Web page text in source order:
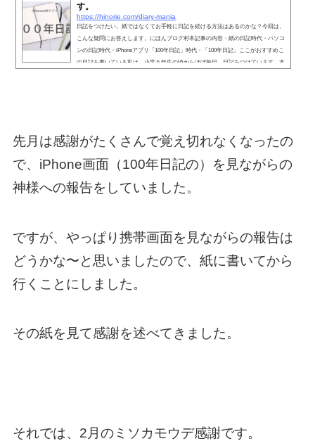
す。
https://hinorie.com/diary-mania
日記をつけたい。紙ではなくてお手軽に日記を続ける方法はあるのかな？今回は、
こんな疑問にお答えします。にほんブログ村本記事の内容・紙の日記時代・パソコ
ンの日記時代・iPhoneアプリ「100年日記」時代・「100年日記」ここがおすすめこ
の日記を書いている私は、小学５年生の頃からほぼ毎日、日記をつけています。本
先月は感謝がたくさんで覚え切れなくなったの
で、iPhone画面（100年日記の）を見ながらの
神様への報告をしていました。
ですが、やっぱり携帯画面を見ながらの報告は
どうかな〜と思いましたので、紙に書いてから
行くことにしました。
その紙を見て感謝を述べてきました。
それでは、2月のミソカモウデ感謝です。